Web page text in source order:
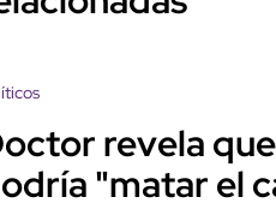
revela
"matar el